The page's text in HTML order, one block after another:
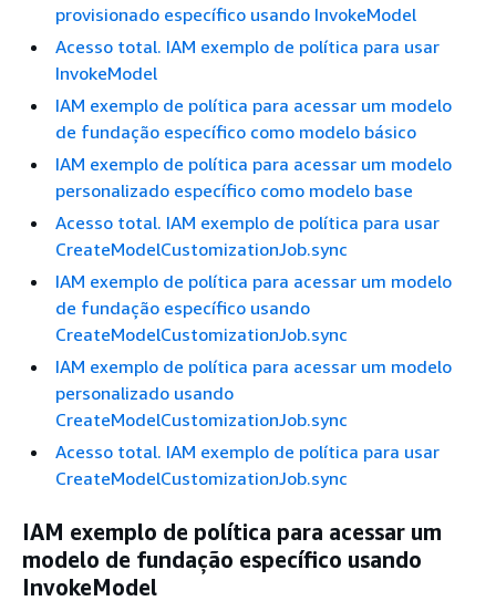
provisionado específico usando InvokeModel
Acesso total. IAM exemplo de política para usar
InvokeModel
IAM exemplo de política para acessar um modelo
de fundação específico como modelo básico
IAM exemplo de política para acessar um modelo
personalizado específico como modelo base
Acesso total. IAM exemplo de política para usar
CreateModelCustomizationJob.sync
IAM exemplo de política para acessar um modelo
de fundação específico usando
CreateModelCustomizationJob.sync
IAM exemplo de política para acessar um modelo
personalizado usando
CreateModelCustomizationJob.sync
Acesso total. IAM exemplo de política para usar
CreateModelCustomizationJob.sync
IAM exemplo de política para acessar um
modelo de fundação específico usando
InvokeModel